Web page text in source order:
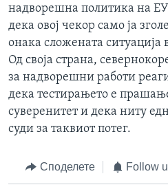
надворешна политика на
дека овој чекор само ја
онака сложената ситуација
Од своја страна,
за надворешни работи
дека тестирањето е
суверенитет и дека ниту
суди за таквиот потег.
Споделете Follow